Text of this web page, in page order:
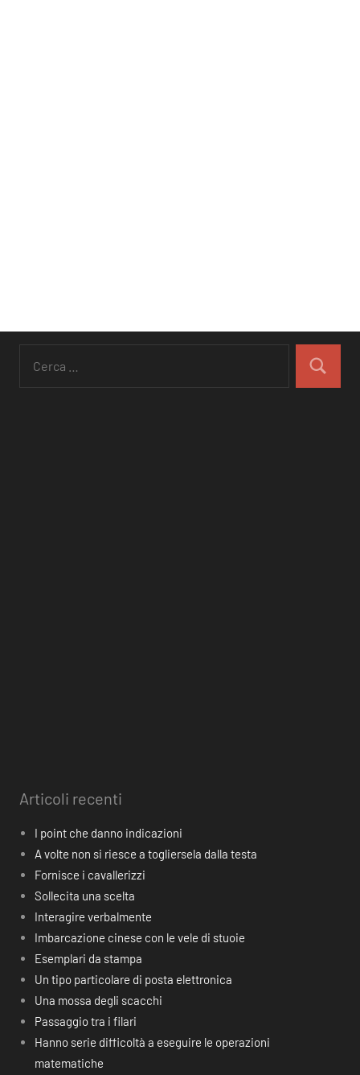
Articoli recenti
I point che danno indicazioni
A volte non si riesce a togliersela dalla testa
Fornisce i cavallerizzi
Sollecita una scelta
Interagire verbalmente
Imbarcazione cinese con le vele di stuoie
Esemplari da stampa
Un tipo particolare di posta elettronica
Una mossa degli scacchi
Passaggio tra i filari
Hanno serie difficoltà a eseguire le operazioni
matematiche